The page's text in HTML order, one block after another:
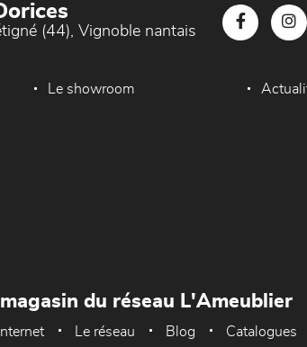
(44), Vignoble nantais
Le showroom
du réseau L'Ameublier
Le réseau Blog Catalogues